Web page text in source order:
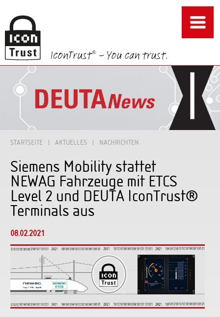
STARTSEITE AKTUELLES NACHRICHTEN
Siemens Mobility stattet
NEWAG Fahrzeuge mit ETCS
Level 2 und DEUTA IconTrust®
Terminals aus
08.02.2021